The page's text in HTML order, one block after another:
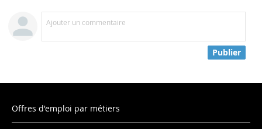
Ajouter un commentaire
Publier
Offres d'emploi par métiers